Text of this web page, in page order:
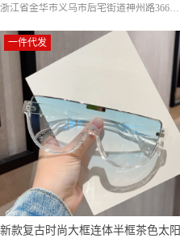
浙江省金华市义乌市后宅街道神州路366号（义乌市天来文体制笔有限公司内3栋4楼）
一件代发
新款复古时尚大框连体半框茶色太阳